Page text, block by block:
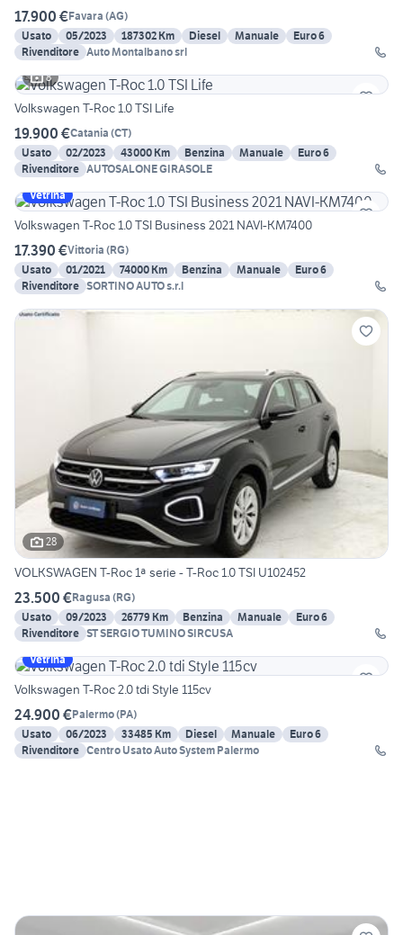
17.900 €Favara (AG)
Usato
05/2023 187302 Km Diesel Manuale
Euro 6
Rivenditore Auto Montalbano srl
8
Volkswagen T-Roc 1.0 TSI Life
19.900 €Catania (CT)
Usato
02/2023 43000 Km Benzina Manuale
Euro 6
Rivenditore AUTOSALONE GIRASOLE
Vetrina
Volkswagen T-Roc 1.0 TSI Business 2021 NAVI-KM7400
17.390 €Vittoria (RG)
Usato
01/2021 74000 Km Benzina Manuale
Euro 6
Rivenditore SORTINO AUTO s.r.l
28
VOLKSWAGEN T-Roc 1ª serie - T-Roc 1.0 TSI U102452
23.500 €Ragusa (RG)
Usato
09/2023 26779 Km Benzina Manuale
Euro 6
Rivenditore ST SERGIO TUMINO SIRCUSA
Vetrina
Volkswagen T-Roc 2.0 tdi Style 115cv
24.900 €Palermo(PA)
Usato
06/2023 33485 Km Diesel Manuale
Euro 6
Rivenditore Centro Usato Auto System Palermo